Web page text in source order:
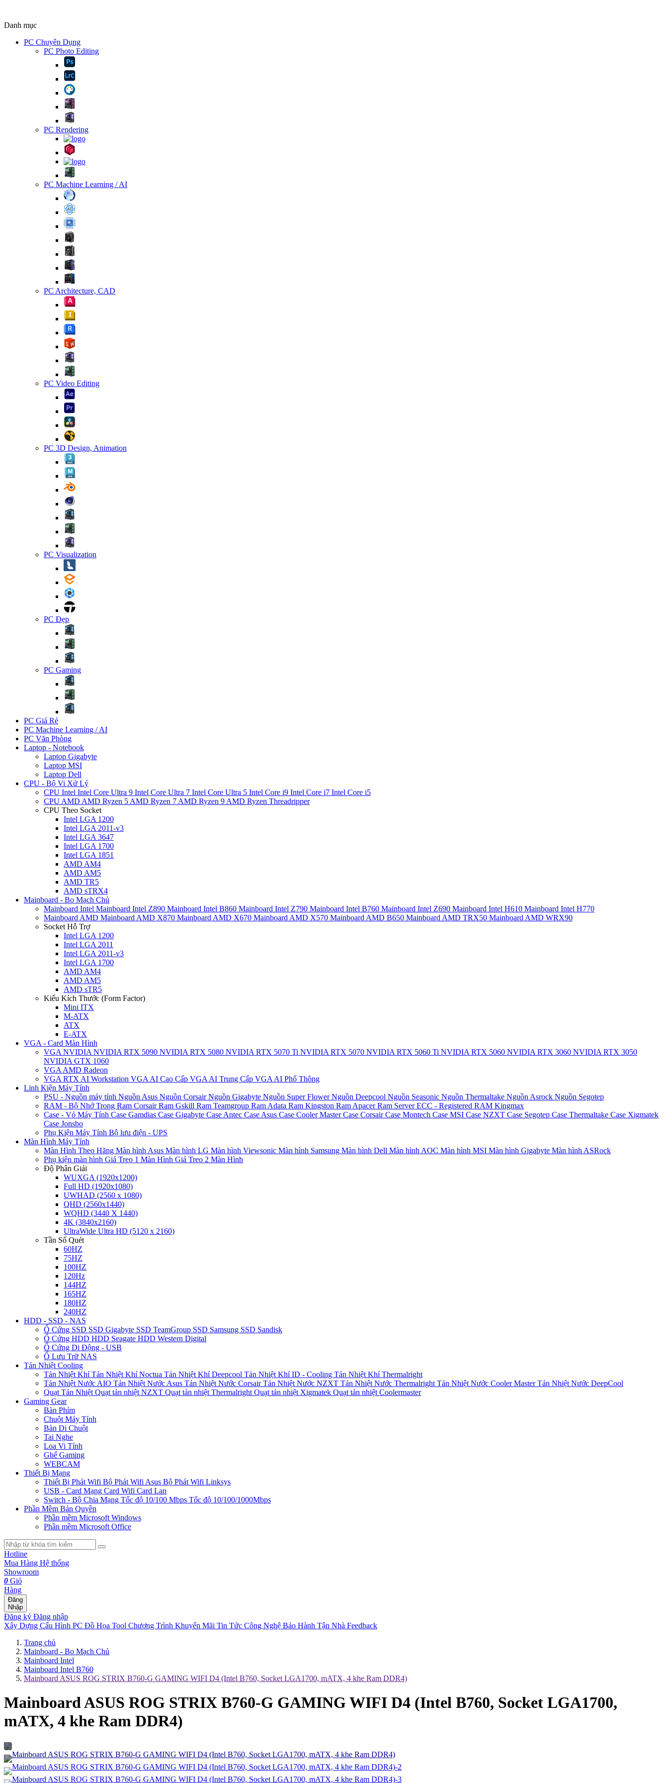
Danh mục
PC Chuyên Dụng
PC Photo Editing
PC Rendering
PC Machine Learning / AI
PC Architecture, CAD
PC Video Editing
PC 3D Design, Animation
PC Visualization
PC Đẹp
PC Gaming
PC Giá Rẻ
PC Machine Learning / AI
PC Văn Phòng
Laptop - Notebook
Laptop Gigabyte
Laptop MSI
Laptop Dell
CPU - Bộ Vi Xử Lý
CPU Intel Intel Core Ultra 9 Intel Core Ultra 7 Intel Core Ultra 5 Intel Core i9 Intel Core i7 Intel Core i5
CPU AMD AMD Ryzen 5 AMD Ryzen 7 AMD Ryzen 9 AMD Ryzen Threadripper
CPU Theo Socket
Intel LGA 1200
Intel LGA 2011-v3
Intel LGA 3647
Intel LGA 1700
Intel LGA 1851
AMD AM4
AMD AM5
AMD TR5
AMD sTRX4
Mainboard - Bo Mạch Chủ
Mainboard Intel Mainboard Intel Z890 Mainboard Intel B860 Mainboard Intel Z790 Mainboard Intel B760 Mainboard Intel Z690 Mainboard Intel H610 Mainboard Intel H770
Mainboard AMD Mainboard AMD X870 Mainboard AMD X670 Mainboard AMD X570 Mainboard AMD B650 Mainboard AMD TRX50 Mainboard AMD WRX90
Socket Hỗ Trợ
Intel LGA 1200
Intel LGA 2011
Intel LGA 2011-v3
Intel LGA 1700
AMD AM4
AMD AM5
AMD sTR5
Kiểu Kích Thước (Form Factor)
Mini ITX
M-ATX
ATX
E-ATX
VGA - Card Màn Hình
VGA NVIDIA NVIDIA RTX 5090 NVIDIA RTX 5080 NVIDIA RTX 5070 Ti NVIDIA RTX 5070 NVIDIA RTX 5060 Ti NVIDIA RTX 5060 NVIDIA RTX 3060 NVIDIA RTX 3050
NVIDIA GTX 1060
VGA AMD Radeon
VGA RTX AI Workstation VGA AI Cao Cấp VGA AI Trung Cấp VGA AI Phổ Thông
Linh Kiện Máy Tính
PSU - Nguồn máy tính Nguồn Asus Nguồn CorsairNguồn Gigabyte Nguồn Super FlowerNguồn Deepcool Nguồn Seasonic Nguồn Thermaltake Nguồn Asrock Nguồn Segotep
RAM - Bộ Nhớ Trong Ram CorsairRam Gskill Ram Teamgroup Ram Adata Ram Kingston Ram ApacerRam Server ECC - Registered RAM Kingmax
Case - Vỏ Máy Tính Case Gamdias Case Gigabyte Case Antec Case Asus Case Cooler MasterCase CorsairCase Montech Case MSI Case NZXT Case Segotep Case Thermaltake Case Xigmatek
Case Jonsbo
Phụ Kiện Máy Tính Bộ lưu điện - UPS
Màn Hình Máy Tính
Màn Hình Theo Hãng Màn hình Asus Màn hình LG Màn hình Viewsonic Màn hình Samsung Màn hình Dell Màn hình AOC Màn hình MSI Màn hình Gigabyte Màn hình ASRock
Phụ kiện màn hình Giá Treo 1 Màn Hình Giá Treo 2 Màn Hình
Độ Phân Giải
WUXGA (1920x1200)
Full HD (1920x1080)
UWHAD (2560 x 1080)
QHD (2560x1440)
WQHD (3440 X 1440)
4K (3840x2160)
UltraWide Ultra HD (5120 x 2160)
Tần Số Quét
60HZ
75HZ
100HZ
120Hz
144HZ
165HZ
180HZ
240HZ
HDD - SSD - NAS
Ổ Cứng SSD SSD Gigabyte SSD TeamGroup SSD Samsung SSD Sandisk
Ổ Cứng HDD HDD Seagate HDD Western Digital
Ổ Cứng Di Động - USB
Ổ Lưu Trữ NAS
Tản Nhiệt Cooling
Tản Nhiệt KhíTản Nhiệt Khí Noctua Tản Nhiệt Khí Deepcool Tản Nhiệt Khí ID - Cooling Tản Nhiệt Khí Thermalright
Tản Nhiệt Nước AIO Tản Nhiệt Nước Asus Tản Nhiệt Nước CorsairTản Nhiệt Nước NZXT Tản Nhiệt Nước Thermalright Tản Nhiệt Nước Cooler MasterTản Nhiệt Nước DeepCool
Quạt Tản Nhiệt Quạt tản nhiệt NZXT Quạt tản nhiệt Thermalright Quạt tản nhiệt Xigmatek Quạt tản nhiệt Coolermaster
Gaming Gear
Bàn Phím
Chuột Máy Tính
Bàn Di Chuột
Tai Nghe
Loa Vi Tính
Ghế Gaming
WEBCAM
Thiết Bị Mạng
Thiết Bị Phát Wifi Bộ Phát Wifi Asus Bộ Phát Wifi Linksys
USB - Card Mạng Card Wifi Card Lan
Switch - Bộ Chia Mạng Tốc độ 10/100 Mbps Tốc độ 10/100/1000Mbps
Phần Mềm Bản Quyền
Phần mềm Microsoft Windows
Phần mềm Microsoft Office
Hotline
Mua Hàng Hệ thống
Showroom
0 Giỏ
Hàng
Đăng
Nhập
Đăng ký Đăng nhập
Xây Dựng Cấu Hình PC Đồ Họa Tool Chương Trình Khuyến Mãi Tin Tức Công Nghệ Bảo Hành Tận Nhà Feedback
Trang chủ
Mainboard - Bo Mạch Chủ
Mainboard Intel
Mainboard Intel B760
Mainboard ASUS ROG STRIX B760-G GAMING WIFI D4 (Intel B760, Socket LGA1700, mATX, 4 khe Ram DDR4)
Mainboard ASUS ROG STRIX B760-G GAMING WIFI D4 (Intel B760, Socket LGA1700,
mATX, 4 khe Ram DDR4)